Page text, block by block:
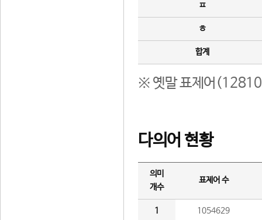
ㅍ
ㅎ
합계
※ 옛말 표제어(12810
다의어 현황
의미
개수
표제어 수
1 1054629